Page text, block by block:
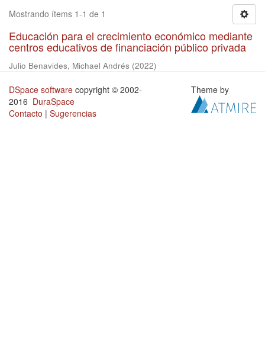
Mostrando ítems 1-1 de 1
Educación para el crecimiento económico mediante
centros educativos de financiación público privada
Julio Benavides, Michael Andrés (2022)
DSpace software copyright © 2002-
2016 DuraSpace
Contacto | Sugerencias
Theme by